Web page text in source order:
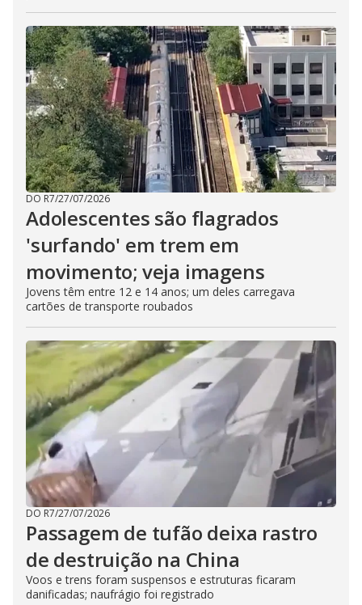
DO R7/27/07/2026
Adolescentes são flagrados
'surfando' em trem em
movimento; veja imagens
Jovens têm entre 12 e 14 anos; um deles carregava
cartões de transporte roubados
DO R7/27/07/2026
Passagem de tufão deixa rastro
de destruição na China
Voos e trens foram suspensos e estruturas ficaram
danificadas; naufrágio foi registrado